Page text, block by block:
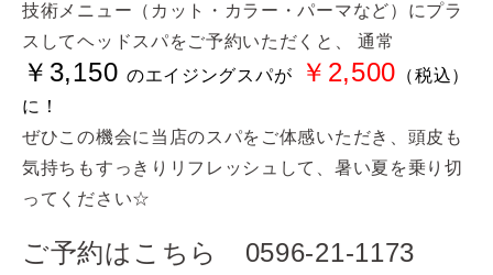
技術メニュー（カット・カラー・パーマなど）にプラ
スしてヘッドスパをご予約いただくと、
通常
￥3,150 のエイジングスパが ￥2,500 （税込）
に！
ぜひこの機会に当店のスパをご体感いただき、頭皮も
気持ちもすっきりリフレッシュして、暑い夏を乗り切
ってください☆
ご予約はこちら 0596-21-1173